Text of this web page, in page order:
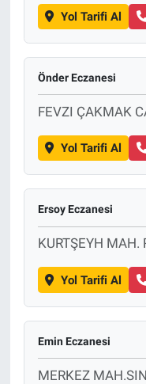
Yol Tarifi Al
Önder Eczanesi
FEVZI ÇAKMAK
Yol Tarifi Al
Ersoy Eczanesi
KURTŞEYH MAH.
Yol Tarifi Al
Emin Eczanesi
MERKEZ